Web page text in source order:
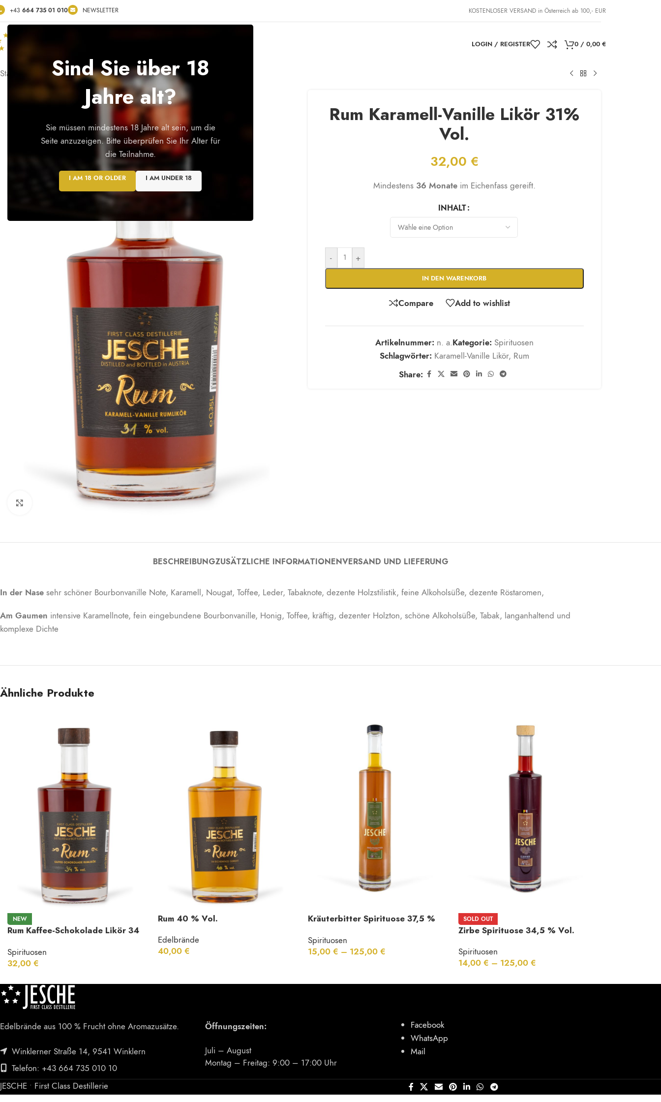
Sind Sie über 18
Jahre alt?
Sie müssen mindestens 18 Jahre alt sein, um die
Seite anzuzeigen. Bitte überprüfen Sie Ihr Alter für
die Teilnahme.
I AM 18 OR OLDER I AM UNDER 18
+43 664 735 01 010 NEWSLETTER KOSTENLOSER VERSAND in Österreich ab 100,- EUR
LOGIN / REGISTER 0 / 0,00 €
Startseite Spirituosen/Rum Karamell-Vanille Likör 31% Vol.
Click to enlarge
Rum Karamell-Vanille Likör 31%
Vol.
32,00 €
Mindestens 36 Monateim Eichenfass gereift.
INHALT
- +
IN DEN WARENKORB
Compare Add to wishlist
Artikelnummer: n. a.Kategorie: Spirituosen
Schlagwörter: Karamell-Vanille Likör, Rum
Share:
BESCHREIBUNGZUSÄTZLICHE INFORMATIONENVERSAND UND LIEFERUNG
In der Nase sehr schöner Bourbonvanille Note, Karamell, Nougat, Toffee, Leder, Tabaknote, dezente Holzstilistik, feine Alkoholsüße, dezente Röstaromen,
Am Gaumen intensive Karamellnote, fein eingebundene Bourbonvanille, Honig, Toffee, kräftig, dezenter Holzton, schöne Alkoholsüße, Tabak, langanhaltend und
komplexe Dichte
Ähnliche Produkte
NEW
Rum Kaffee-Schokolade Likör 34
Spirituosen
32,00 €
Rum 40 % Vol.
Edelbrände
40,00 €
Kräuterbitter Spirituose 37,5 %
Spirituosen
15,00 € – 125,00 €
SOLD OUT
Zirbe Spirituose 34,5 % Vol.
Spirituosen
14,00 € – 125,00 €
Edelbrände aus 100 % Frucht ohne Aromazusätze.
Winklerner Straße 14, 9541 Winklern
Telefon: +43 664 735 010 10
Öffnungszeiten:
Juli – August
Montag – Freitag: 9:00 – 17:00 Uhr
Facebook
WhatsApp
Mail
JESCHE • First Class Destillerie